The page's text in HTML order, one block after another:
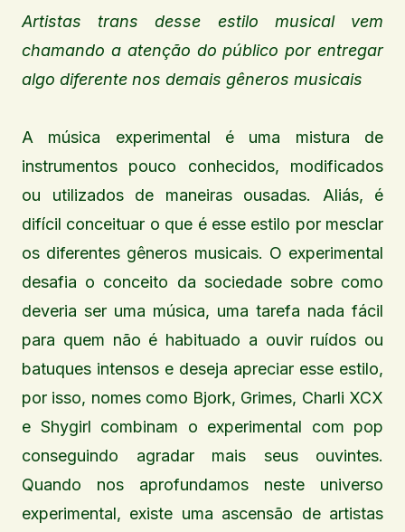
Artistas trans desse estilo musical vem
chamando a atenção do público por entregar
algo diferente nos demais gêneros musicais
A música experimental é uma mistura de
instrumentos pouco conhecidos, modificados
ou utilizados de maneiras ousadas. Aliás, é
difícil conceituar o que é esse estilo por mesclar
os diferentes gêneros musicais. O experimental
desafia o conceito da sociedade sobre como
deveria ser uma música, uma tarefa nada fácil
para quem não é habituado a ouvir ruídos ou
batuques intensos e deseja apreciar esse estilo,
por isso, nomes como Bjork, Grimes, Charli XCX
e Shygirl combinam o experimental com pop
conseguindo agradar mais seus ouvintes.
Quando nos aprofundamos neste universo
experimental, existe uma ascensão de artistas